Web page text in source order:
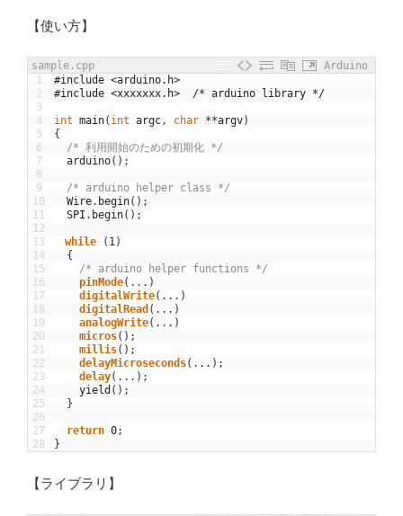
【使い方】
sample.cpp
Arduino
1
2
3
4
5
6
7
8
9
10
11
12
13
14
15
16
17
18
19
20
21
22
23
24
25
26
27
28
#include <arduino.h>
#include <xxxxxxx.h>  /* arduino library */
int main( int argc, char **argv)
{
/* 利用開始のための初期化 */
arduino( ) ;
/* arduino helper class */
Wire. begin( ) ;
SPI . begin( ) ;
while ( 1)
{
/* arduino helper functions */
pinMode( . . . )
digitalWrite( . . . )
digitalRead ( . . . )
analogWrite( . . . )
micros( ) ;
millis( ) ;
delayMicroseconds( . . . ) ;
delay( . . . ) ;
yield ( ) ;
}
return 0;
}
【ライブラリ】